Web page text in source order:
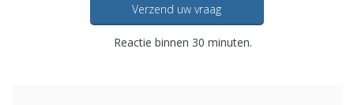
Verzend uw vraag
Reactie binnen 30 minuten.